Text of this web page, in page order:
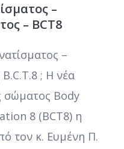
–
– BCT8
–
; Η νέα
σώματος Body
8 (BCT8) η
τον κ. Ευμένη Π.